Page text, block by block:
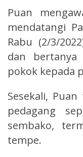
Puan
mendatangi
Rabu (2/3/
dan
pokok kepada
Sesekali,
pedagang
sembako,
tempe.